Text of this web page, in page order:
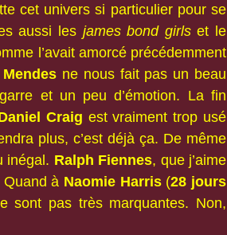
cet univers si particulier pour se
aussi les james bond girlset le
l’avait amorcé précédemment
ne nous fait pas un beau
et un peu d’émotion. La fin
Craig est vraiment trop usé
plus, c’est déjà ça. De même
inégal. Ralph Fiennes, que j’aime
à Naomie Harris(28 jours
sont pas très marquantes. Non,